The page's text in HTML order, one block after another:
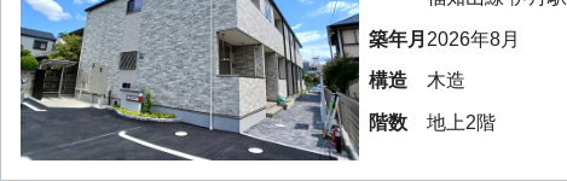
築年月 2026年8月
構造 木造
階数 地上2階